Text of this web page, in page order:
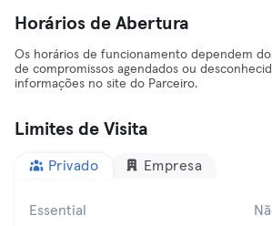
Horários de Abertura
Os horários de funcionamento dependem
de compromissos agendados ou
informações no site do Parceiro.
Limites de Visita
Privado Empresa
Essential